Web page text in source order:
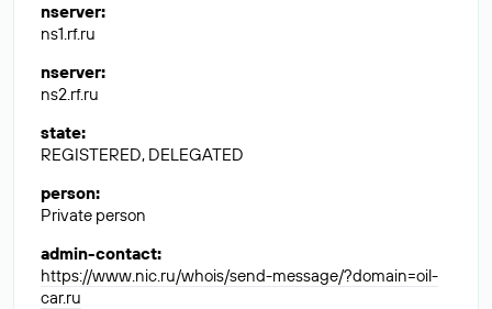
nserver:
ns1.rf.ru
nserver:
ns2.rf.ru
state:
REGISTERED, DELEGATED
person:
Private person
admin-contact:
https://www.nic.ru/whois/send-message/?domain=oil-
car.ru